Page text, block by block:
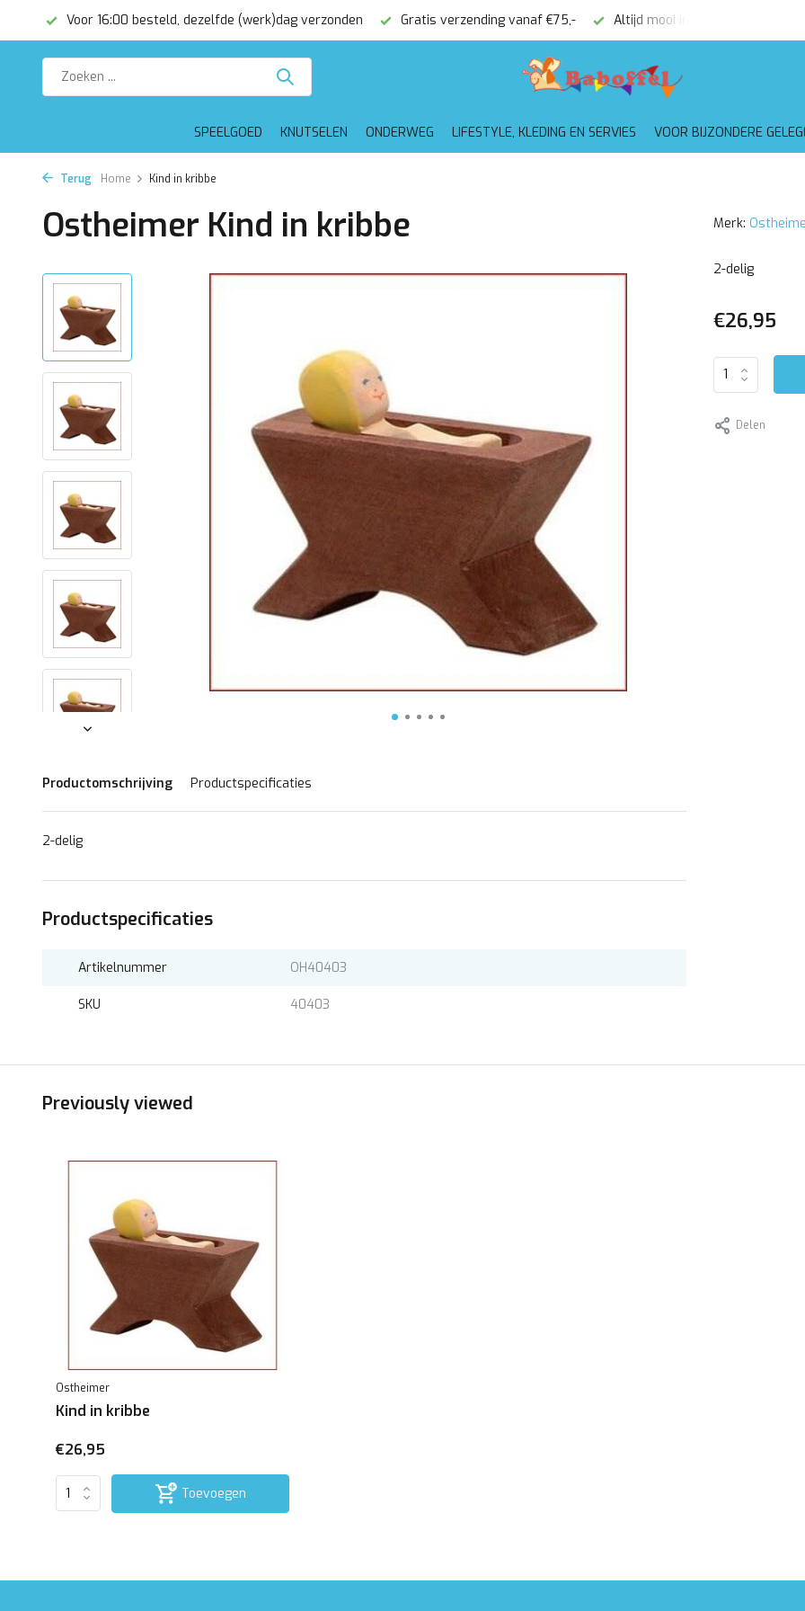
Gratis verzending vanaf €75,- Altijd mooi ingepakt Voor 16:00 besteld, dezelfde (werk)dag verzonden
SPEELGOED KNUTSELEN ONDERWEG LIFESTYLE, KLEDING EN SERVIES VOOR BIJZONDERE
Terug Home Kind in kribbe
Ostheimer Kind in kribbe
Productomschrijving Productspecificaties
2-delig
Productspecificaties
Artikelnummer OH40403
SKU 40403
Merk:
2-delig
€26,95
Delen
Previously viewed
Ostheimer
Kind in kribbe
€26,95
Toevoegen